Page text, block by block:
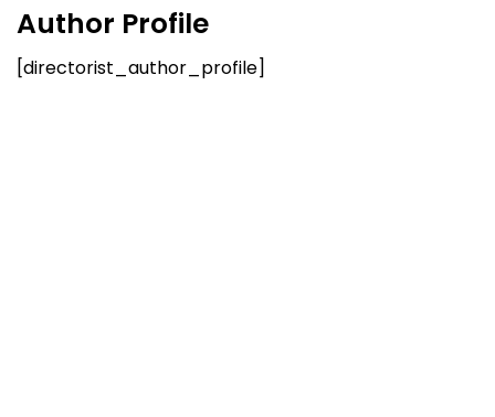
Author Profile
[directorist_author_profile]